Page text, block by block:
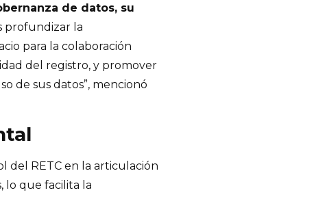
de datos, su
profundizar la
para la colaboración
del registro, y promover
de sus datos”, mencionó
del RETC en la articulación
lo que facilita la